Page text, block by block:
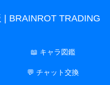
| BRAINROT TRADING
📖 キャラ図鑑
💬 チャット交換